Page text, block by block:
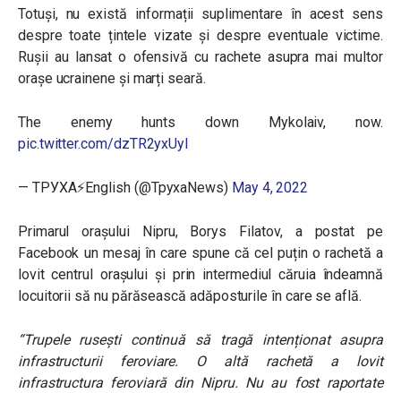
Totuși, nu există informații suplimentare în acest sens
despre toate țintele vizate și despre eventuale victime.
Rușii au lansat o ofensivă cu rachete asupra mai multor
orașe ucrainene și marți seară.
The enemy hunts down Mykolaiv, now.
pic.twitter.com/dzTR2yxUyI
— ТРУХА⚡️English (@TpyxaNews) May 4, 2022
Primarul orașului Nipru, Borys Filatov, a postat pe
Facebook un mesaj în care spune că cel puțin o rachetă a
lovit centrul orașului și prin intermediul căruia îndeamnă
locuitorii să nu părăsească adăposturile în care se află.
“Trupele rusești continuă să tragă intenționat asupra
infrastructurii feroviare. O altă rachetă a lovit
infrastructura feroviară din Nipru. Nu au fost raportate